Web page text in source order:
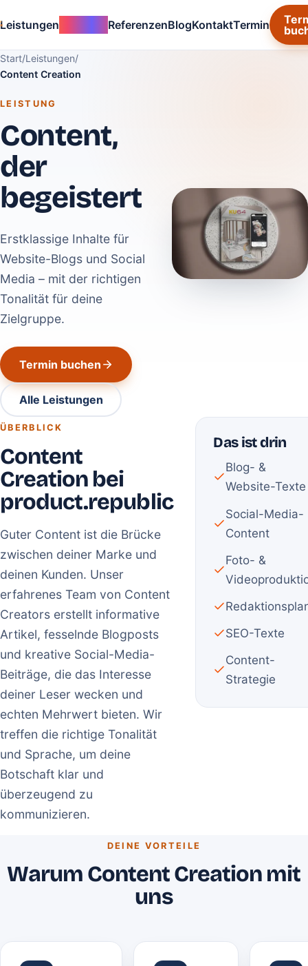
Leistungen ReferenzenBlogKontaktTermin
Start/Leistungen/
Content Creation
LEISTUNG
Content,
der
begeistert
Erstklassige Inhalte für
Website-Blogs und Social
Media – mit der richtigen
Tonalität für deine
Zielgruppe.
Termin buchen
Alle Leistungen
ÜBERBLICK
Content
Creation bei
product.republic
Guter Content ist die Brücke
zwischen deiner Marke und
deinen Kunden. Unser
erfahrenes Team von Content
Creators erstellt informative
Artikel, fesselnde Blogposts
und kreative Social-Media-
Beiträge, die das Interesse
deiner Leser wecken und
echten Mehrwert bieten. Wir
treffen die richtige Tonalität
und Sprache, um deine
Botschaft klar und
überzeugend zu
kommunizieren.
Das ist drin
Blog- &
Website-Texte
Social-Media-
Content
Foto- &
SEO-Texte
Content-
Strategie
DEINE VORTEILE
Warum Content Creation mit
uns